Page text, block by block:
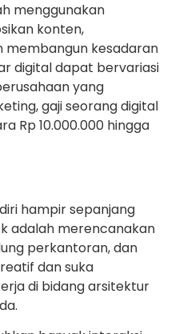
menggunakan
konten,
membangun kesadaran
digital dapat bervariasi
yang
gaji seorang digital
Rp 10.000.000 hingga
hampir sepanjang
adalah merencanakan
perkantoran, dan
dan suka
di bidang arsitektur